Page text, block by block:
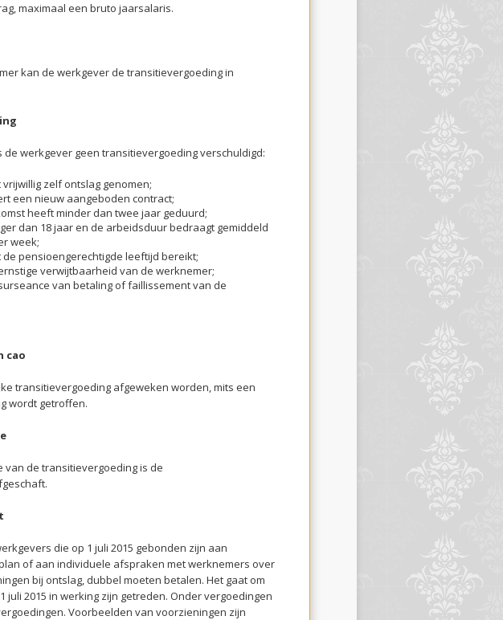
maximaal een bruto jaarsalaris.
kan de werkgever de transitievergoeding in
de werkgever geen transitievergoeding verschuldigd:
zelf ontslag genomen;
een nieuw aangeboden contract;
heeft minder dan twee jaar geduurd;
dan 18 jaar en de arbeidsduur bedraagt gemiddeld
week;
pensioengerechtigde leeftijd bereikt;
verwijtbaarheid van de werknemer;
van betaling of faillissement van de
cao
transitievergoeding afgeweken worden, mits een
wordt getroffen.
van de transitievergoeding is de
die op 1 juli 2015 gebonden zijn aan
of aan individuele afspraken met werknemers over
bij ontslag, dubbel moeten betalen. Het gaat om
juli 2015 in werking zijn getreden. Onder vergoedingen
Voorbeelden van voorzieningen zijn